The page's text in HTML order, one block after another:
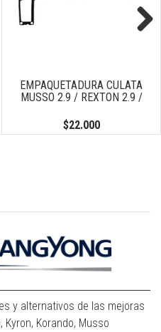
EMPAQUETADURA CULATA
MUSSO 2.9 / REXTON 2.9 /
$22.000
y alternativos de las mejoras
Korando, Musso